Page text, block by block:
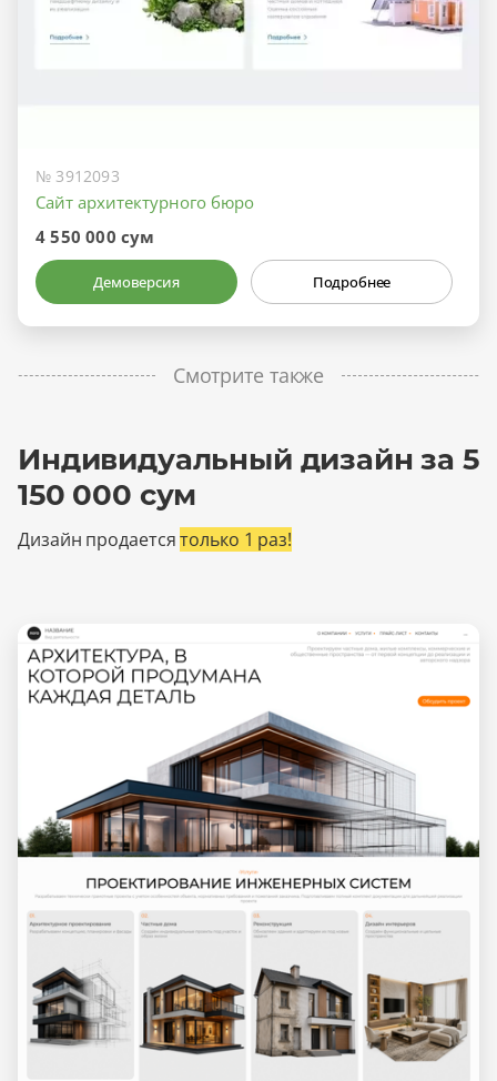
№ 3912093
Сайт архитектурного бюро
4 550 000 сум
Демоверсия Подробнее
Смотрите также
Индивидуальный дизайн за 5
150 000 сум
Дизайн продаетсятолько 1 раз!